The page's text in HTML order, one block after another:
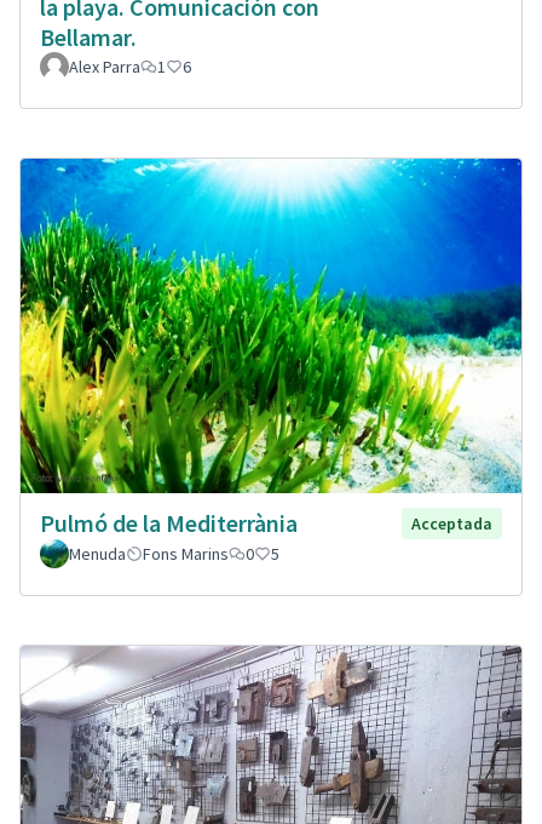
la playa. Comunicación con
Bellamar.
Alex Parra 1 6
Pulmó de la Mediterrània
Acceptada
Menuda
Fons Marins 0 5